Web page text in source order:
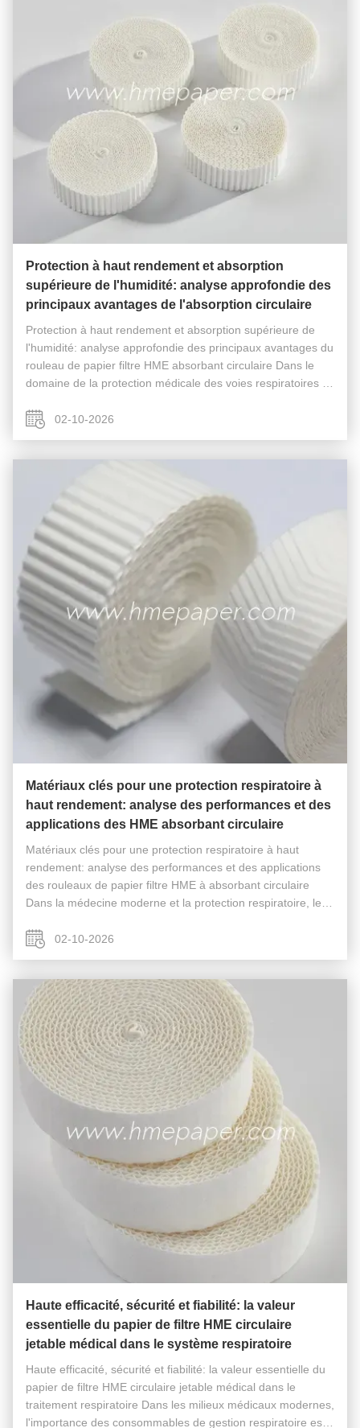
Protection à haut rendement et absorption
supérieure de l'humidité: analyse approfondie des
principaux avantages de l'absorption circulaire
Protection à haut rendement et absorption supérieure de
l'humidité: analyse approfondie des principaux avantages du
rouleau de papier filtre HME absorbant circulaire Dans le
domaine de la protection médicale des voies respiratoires et
02-10-2026
Matériaux clés pour une protection respiratoire à
haut rendement: analyse des performances et des
applications des HME absorbant circulaire
Matériaux clés pour une protection respiratoire à haut
rendement: analyse des performances et des applications
des rouleaux de papier filtre HME à absorbant circulaire
Dans la médecine moderne et la protection respiratoire, les
chaleur/humidit...
02-10-2026
Haute efficacité, sécurité et fiabilité: la valeur
essentielle du papier de filtre HME circulaire
jetable médical dans le système respiratoire
Haute efficacité, sécurité et fiabilité: la valeur essentielle du
papier de filtre HME circulaire jetable médical dans le
traitement respiratoire Dans les milieux médicaux modernes,
l'importance des consommables de gestion respiratoire est